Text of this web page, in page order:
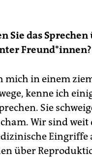
Sie das
Freund*innen?
mich in einem
kenne ich
Sie
Wir sind
Eingriffe
über